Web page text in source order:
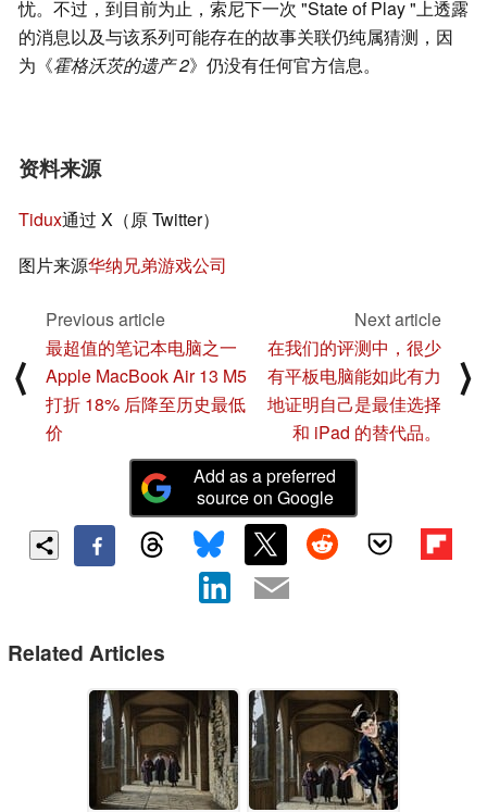
忧。不过，到目前为止，索尼下一次 "State of Play "上透露
的消息以及与该系列可能存在的故事关联仍纯属猜测，因
为《霍格沃茨的遗产 2》仍没有任何官方信息。
资料来源
Tidux通过 X（原 Twitter）
图片来源华纳兄弟游戏公司
⟨
Previous article
最超值的笔记本电脑之一
Apple MacBook Air 13 M5
打折 18% 后降至历史最低
价
Next article
在我们的评测中，很少
有平板电脑能如此有力
地证明自己是最佳选择
和 iPad 的替代品。
⟩
Add as a preferred
source on Google
Related Articles